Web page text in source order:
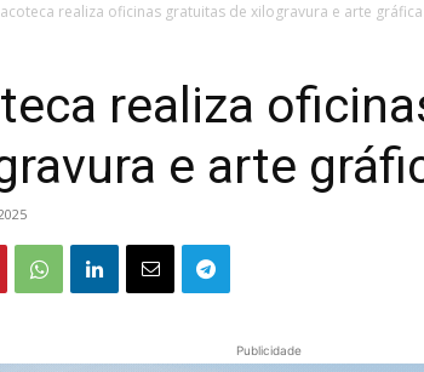
realiza oficinas gratuitas de xilogravura e arte
realiza
e arte
Publicidade